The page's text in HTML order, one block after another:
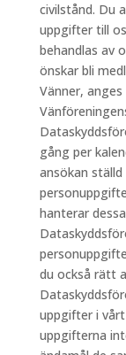
civilstånd. Du
uppgifter till
behandlas av
önskar bli
Vänner,
gång per
ansökan
hanterar
du också rätt
uppgifter i
uppgifterna